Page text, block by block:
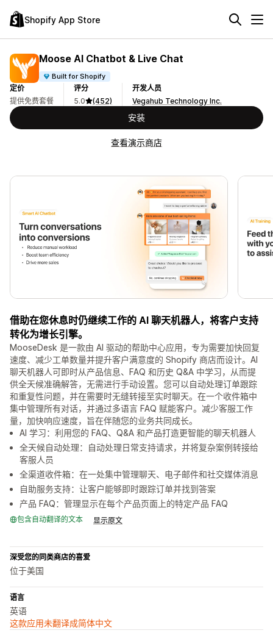
Shopify App Store
Moose AI Chatbot & Live Chat
Built for Shopify
定价
提供免费套餐
评分
5.0
(452)
开发人员
Vegahub Technology Inc.
安装
查看演示商店
借助在您休息时仍继续工作的 AI 聊天机器人，将客户支持
转化为增长引擎。
MooseDesk 是一款由 AI 驱动的帮助中心应用，专为需要加快回复
速度、减少工单数量并提升客户满意度的 Shopify 商店而设计。AI
聊天机器人可即时从产品信息、FAQ 和历史 Q&A 中学习，从而提
供全天候准确解答，无需进行手动设置。您可以自动处理订单跟踪
和重复性问题，并在需要时无缝转接至实时聊天。在一个收件箱中
集中管理所有对话，并通过多语言 FAQ 赋能客户。减少客服工作
量，加快响应速度，旨在伴随您的业务共同成长。
AI 学习：利用您的 FAQ、Q&A 和产品打造更智能的聊天机器人
全天候自动处理：自动处理日常支持请求，并将复杂案例转接给
客服人员
全渠道收件箱：在一处集中管理聊天、电子邮件和社交媒体消息
自助服务支持：让客户能够即时跟踪订单并找到答案
产品 FAQ：管理显示在每个产品页面上的特定产品 FAQ
包含自动翻译的文本 显示原文
深受您的同类商店的喜爱
位于美国
语言
英语
这款应用未翻译成简体中文